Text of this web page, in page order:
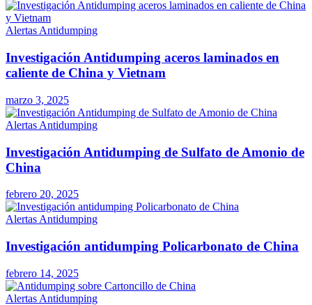
Alertas Antidumping
Investigación Antidumping aceros laminados en
caliente de China y Vietnam
marzo 3, 2025
Alertas Antidumping
Investigación Antidumping de Sulfato de Amonio de
China
febrero 20, 2025
Alertas Antidumping
Investigación antidumping Policarbonato de China
febrero 14, 2025
Alertas Antidumping